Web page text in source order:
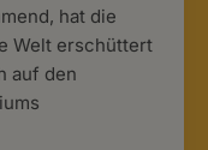
hat die
Welt erschüttert
auf den